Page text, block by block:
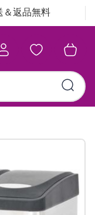
＆返品無料